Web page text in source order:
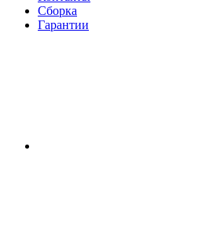
Сборка​
Гарантии